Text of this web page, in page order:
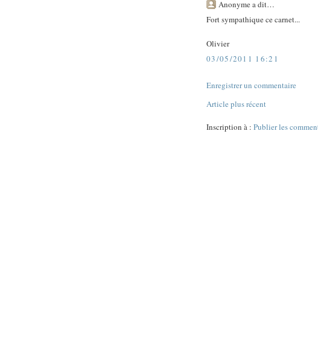
Anonyme a dit…
Fort sympathique ce carnet...
Olivier
03/05/2011 16:21
Enregistrer un commentaire
Article plus récent
Inscription à : Publier les